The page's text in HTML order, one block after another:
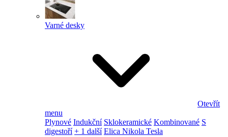
Varné desky
Otevřít
menu
Plynové Indukční Sklokeramické Kombinované S
digestoří + 1 další Elica Nikola Tesla